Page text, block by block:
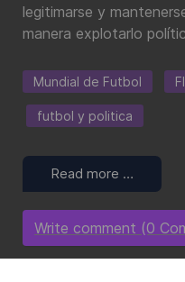
legitimarse y
manera explotarlo
Mundial de Futbol
futbol y politica
Read more …
Write comment (0